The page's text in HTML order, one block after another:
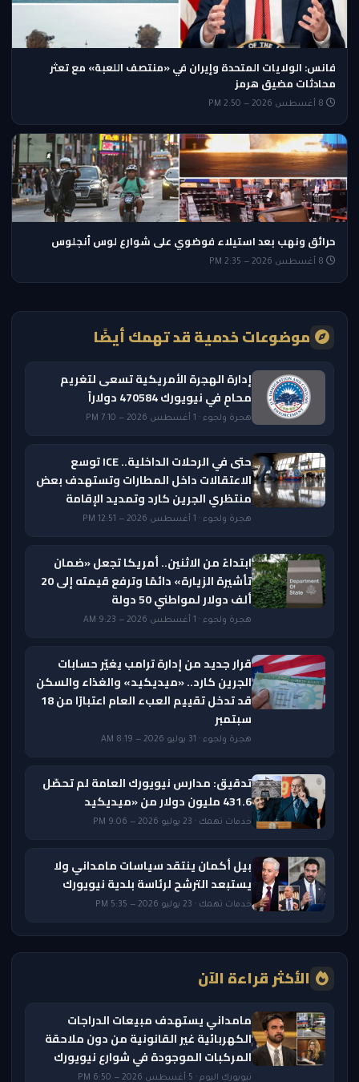
فانس: الولايات المتحدة وإيران في «منتصف اللعبة» مع تعثر
محادثات مضيق هرمز
حرائق ونهب بعد استيلاء فوضوي على شوارع لوس أنجلوس
موضوعات خدمية قد تهمك أيضًا
إدارة الهجرة الأمريكية تسعى لتغريم
محامٍ في نيويورك 470584 دولاراً
هجرة ولجوء · 1 أغسطس 2026 — 7:10 PM
حتى في الرحلات الداخلية.. ICE توسع
الاعتقالات داخل المطارات وتستهدف بعض
منتظري الجرين كارد وتمديد الإقامة
هجرة ولجوء · 1 أغسطس 2026 — 12:51 PM
ابتداءً من الاثنين.. أمريكا تجعل «ضمان
تأشيرة الزيارة» دائمًا وترفع قيمته إلى 20
ألف دولار لمواطني 50 دولة
هجرة ولجوء · 1 أغسطس 2026 — 9:23 AM
قرار جديد من إدارة ترامب يغيّر حسابات
الجرين كارد.. «ميديكيد» والغذاء والسكن
قد تدخل تقييم العبء العام اعتبارًا من 18
سبتمبر
هجرة ولجوء · 31 يوليو 2026 — 8:19 AM
تدقيق: مدارس نيويورك العامة لم تحصّل
431.6 مليون دولار من «ميديكيد
خدمات تهمك · 23 يوليو 2026 — 9:06 PM
بيل أكمان ينتقد سياسات مامداني ولا
يستبعد الترشح لرئاسة بلدية نيويورك
خدمات تهمك · 23 يوليو 2026 — 5:35 PM
الأكثر قراءة الآن
مامداني يستهدف مبيعات الدراجات
الكهربائية غير القانونية من دون ملاحقة
المركبات الموجودة في شوارع نيويورك
نيويورك اليوم · 5 أغسطس 2026 — 6:50 PM